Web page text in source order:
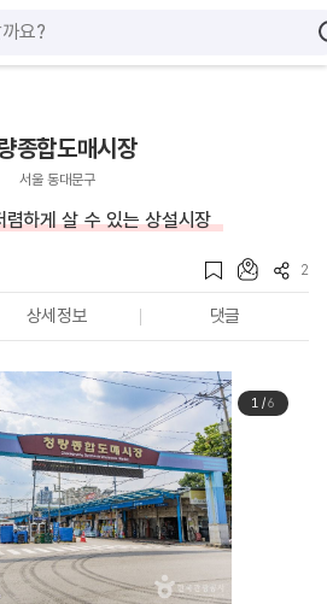
종합도매시장
서울 동대문구
렴하게 살 수 있는 상설시장
2
상세정보 댓글
1/6